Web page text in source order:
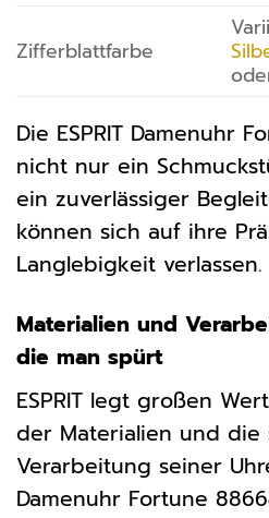
Zifferblattfarbe
Die ESPRIT Damenuhr
nicht nur ein
ein zuverlässiger
können sich auf ihre
Langlebigkeit verlassen.
Materialien und
die man spürt
ESPRIT legt großen
der Materialien und die
Verarbeitung seiner
Damenuhr Fortune